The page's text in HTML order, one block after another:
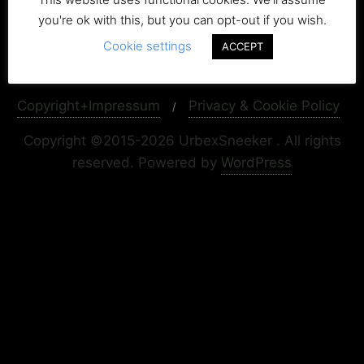
Copyright+Impressum Privacy & Cookie Policy
Copyright ©2015-2026 UrbexSneeker . All rights
reserved. Powered by WordPress
you're ok with this, but you can opt-out if you wish.
Cookie settings
ACCEPT